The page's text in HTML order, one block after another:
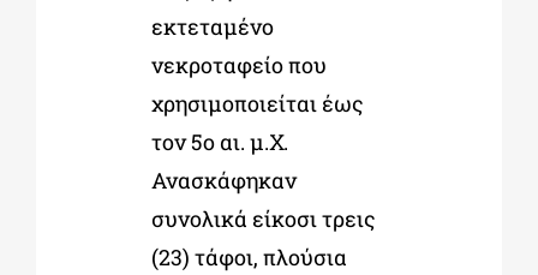
εκτεταμένο
νεκροταφείο που
χρησιμοποιείται έως
τον 5ο αι. μ.Χ.
Ανασκάφηκαν
συνολικά είκοσι τρεις
(23) τάφοι, πλούσια